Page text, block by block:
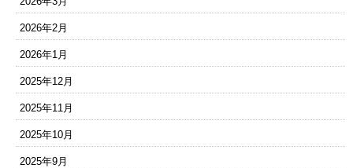
2026年2月
2026年1月
2025年12月
2025年11月
2025年10月
2025年9月